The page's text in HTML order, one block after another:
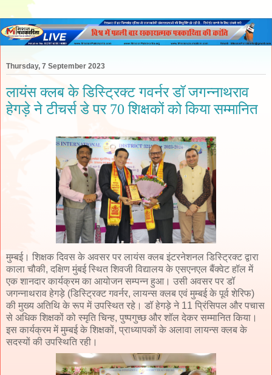
Thursday, 7 September 2023
लायंस क्लब के डिस्ट्रिक्ट गवर्नर डॉ जगन्नाथराव
हेगड़े ने टीचर्स डे पर 70 शिक्षकों को किया सम्मानित
मुम्बई। शिक्षक दिवस के अवसर पर लायंस क्लब इंटरनेशनल डिस्ट्रिक्ट द्वारा
काला चौकी, दक्षिण मुंबई स्थित शिवजी विद्यालय के एसएनएल बैंक्वेट हॉल में
एक शानदार कार्यक्रम का आयोजन सम्पन्न हुआ। उसी अवसर पर डॉ
जगन्नाथराव हेगड़े (डिस्ट्रिक्ट गवर्नर, लायन्स क्लब एवं मुम्बई के पूर्व शेरिफ)
की मुख्य अतिथि के रूप में उपस्थित रहे। डॉ हेगड़े ने 11 प्रिंसिपल और पचास
से अधिक शिक्षकों को स्मृति चिन्ह, पुष्पगुच्छ और शॉल देकर सम्मानित किया।
इस कार्यक्रम में मुम्बई के शिक्षकों, प्राध्यापकों के अलावा लायन्स क्लब के
सदस्यों की उपस्थिति रही।